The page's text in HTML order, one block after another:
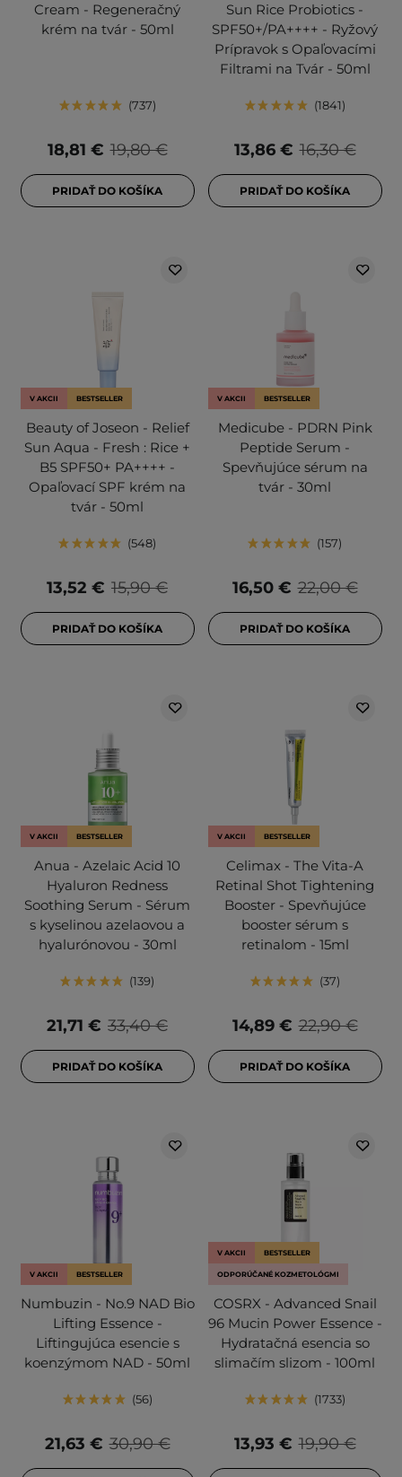
Cream - Regeneračný
krém na tvár - 50ml
737
19,80 €
18,81 €
PRIDAŤ DO KOŠÍKA
Sun Rice Probiotics -
SPF50+/PA++++ - Ryžový
Prípravok s Opaľovacími
Filtrami na Tvár - 50ml
1841
16,30 €
13,86 €
PRIDAŤ DO KOŠÍKA
V AKCII BESTSELLER
Beauty of Joseon - Relief
Sun Aqua - Fresh : Rice +
B5 SPF50+ PA++++ -
Opaľovací SPF krém na
tvár - 50ml
548
15,90 €
13,52 €
PRIDAŤ DO KOŠÍKA
V AKCII BESTSELLER
Medicube - PDRN Pink
Peptide Serum -
Spevňujúce sérum na
tvár - 30ml
157
22,00 €
16,50 €
PRIDAŤ DO KOŠÍKA
V AKCII BESTSELLER
Anua - Azelaic Acid 10
Hyaluron Redness
Soothing Serum - Sérum
s kyselinou azelaovou a
hyalurónovou - 30ml
139
33,40 €
21,71 €
PRIDAŤ DO KOŠÍKA
V AKCII BESTSELLER
Celimax - The Vita-A
Retinal Shot Tightening
Booster - Spevňujúce
booster sérum s
retinalom - 15ml
37
22,90 €
14,89 €
PRIDAŤ DO KOŠÍKA
V AKCII BESTSELLER
Numbuzin - No.9 NAD Bio
Lifting Essence -
Liftingujúca esencie s
koenzýmom NAD - 50ml
56
30,90 €
21,63 €
V AKCII BESTSELLER
ODPORÚČANÉ KOZMETOLÓGMI
COSRX - Advanced Snail
96 Mucin Power Essence -
Hydratačná esencia so
slimačím slizom - 100ml
1733
19,90 €
13,93 €